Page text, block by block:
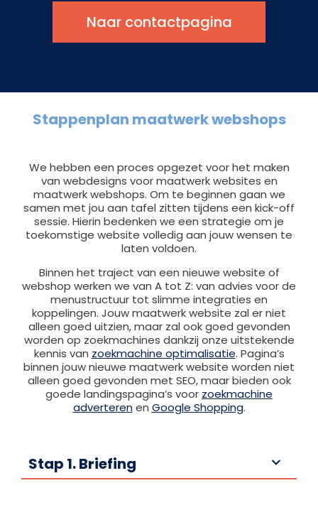
Naar contactpagina
Stappenplan maatwerk webshops
We hebben een proces opgezet voor het maken
van webdesigns voor maatwerk websites en
maatwerk webshops. Om te beginnen gaan we
samen met jou aan tafel zitten tijdens een kick-off
sessie. Hierin bedenken we een strategie om je
toekomstige website volledig aan jouw wensen te
laten voldoen.
Binnen het traject van een nieuwe website of
webshop werken we van A tot Z: van advies voor de
menustructuur tot slimme integraties en
koppelingen. Jouw maatwerk website zal er niet
alleen goed uitzien, maar zal ook goed gevonden
worden op zoekmachines dankzij onze uitstekende
kennis van zoekmachine optimalisatie. Pagina’s
binnen jouw nieuwe maatwerk website worden niet
alleen goed gevonden met SEO, maar bieden ook
goede landingspagina’s voor zoekmachine
adverterenen Google Shopping.
Stap 1. Briefing